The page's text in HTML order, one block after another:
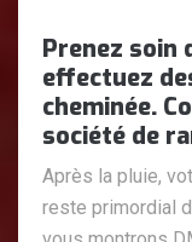
Prenez soin
effectuez
cheminée.
société de
Après la pluie,
reste primordial